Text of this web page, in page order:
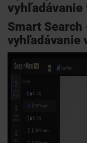
vyhľadávanie
Smart
vyhľadávanie